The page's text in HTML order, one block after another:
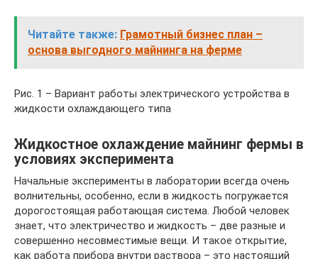
Читайте также: Грамотный бизнес план –
основа выгодного майнинга на ферме
Рис. 1 – Вариант работы электрического устройства в
жидкости охлаждающего типа
Жидкостное охлаждение майнинг фермы в
условиях эксперимента
Начальные эксперименты в лаборатории всегда очень
волнительны, особенно, если в жидкость погружается
дорогостоящая работающая система. Любой человек
знает, что электричество и жидкость – две разные и
совершенно несовместимые вещи. И такое открытие,
как работа прибора внутри раствора – это настоящий